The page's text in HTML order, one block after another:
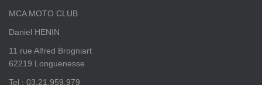
MCA MOTO CLUB
Daniel HENIN
11 rue Alfred Brogniart
62219 Longuenesse
Tel : 03.21.959.979